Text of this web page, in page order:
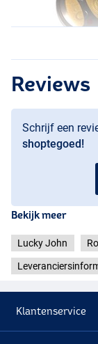
005
Reviews
Schrijf een
shoptegoed!
Bekijk meer
Lucky John
Klantenservice